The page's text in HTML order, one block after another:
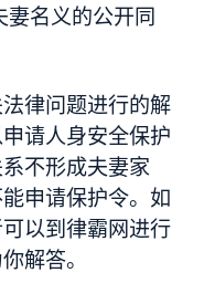
妻名义的公开同
律问题进行的解
请人身安全保护
不形成夫妻家
申请保护令。如
以到律霸网进行
解答。